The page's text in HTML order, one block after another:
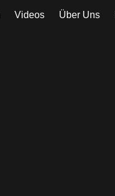
Videos Über Uns